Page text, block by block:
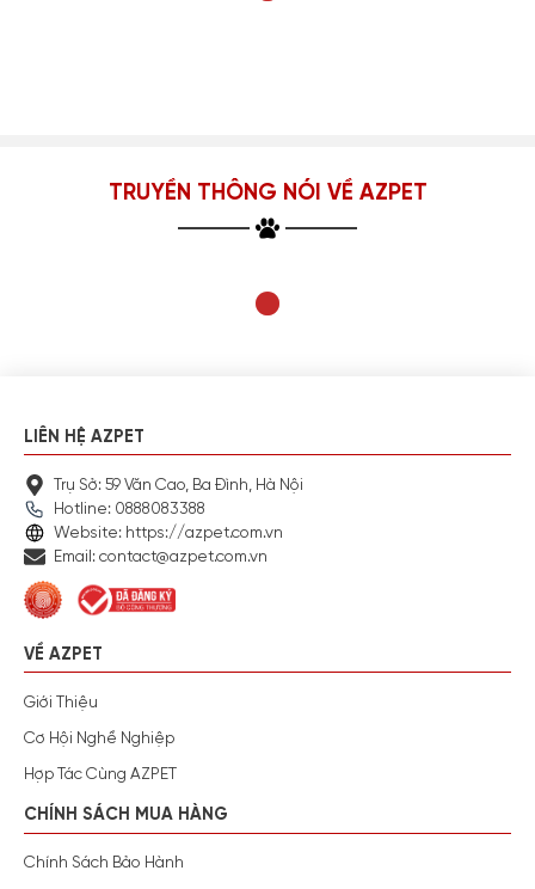
TRUYỀN THÔNG NÓI VỀ AZPET
LIÊN HỆ AZPET
Trụ Sở: 59 Văn Cao, Ba Đình, Hà Nội
Hotline: 0888083388
Website: https://azpet.com.vn
Email: contact@azpet.com.vn
VỀ AZPET
Giới Thiệu
Cơ Hội Nghề Nghiệp
Hợp Tác Cùng AZPET
CHÍNH SÁCH MUA HÀNG
Chính Sách Bảo Hành